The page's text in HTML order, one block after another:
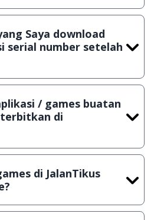
scanning dengan 3 jenis
bisa dijamin 100%
Saya download
serial number setelah
gratis, namun ada beberapa
jangka waktu tertentu dan jika
kamu harus membeli lisensi
/ games buatan
di
email keinfo@jalantikus.com
jika Android
di JalanTikus
dan games yang ada di